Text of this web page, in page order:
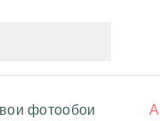
фотообои